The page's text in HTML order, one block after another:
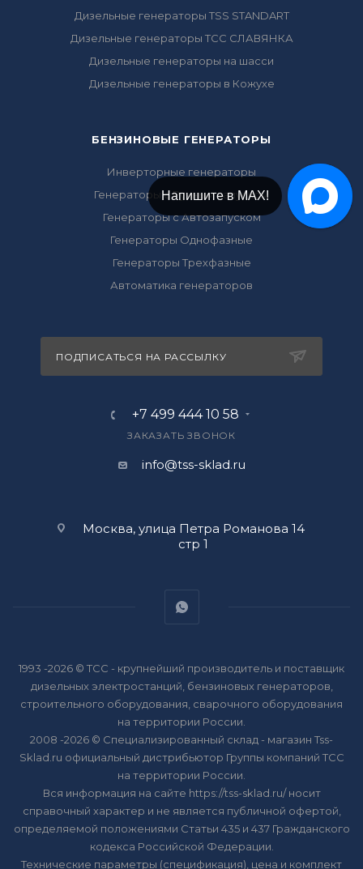
Дизельные генераторы TSS STANDART
Дизельные генераторы ТСС СЛАВЯНКА
Дизельные генераторы на шасси
Дизельные генераторы в Кожухе
БЕНЗИНОВЫЕ ГЕНЕРАТОРЫ
Инверторные генераторы
Генераторы с Ручным запуском
Генераторы с Автозапуском
Генераторы Однофазные
Генераторы Трехфазные
Автоматика генераторов
ПОДПИСАТЬСЯ НА РАССЫЛКУ
+7 499 444 10 58
ЗАКАЗАТЬ ЗВОНОК
info@tss-sklad.ru
Москва, улица Петра Романова 14
стр 1
1993 -2026 © ТСС - крупнейший производитель и поставщик
дизельных электростанций, бензиновых генераторов,
строительного оборудования, сварочного оборудования
на территории России.
2008 -2026 © Специализированный склад - магазин Tss-
Sklad.ru официальный дистрибьютор Группы компаний ТСС
на территории России.
Вся информация на сайте https://tss-sklad.ru/ носит
справочный характер и не является публичной офертой,
определяемой положениями Статьи 435 и 437 Гражданского
кодекса Российской Федерации.
Технические параметры (спецификация), цена и комплект
Напишите в МАХ!